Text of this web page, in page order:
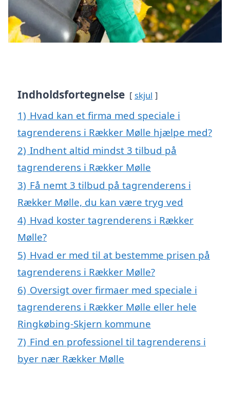
Indholdsfortegnelse skjul
1) Hvad kan et firma med speciale i
tagrenderens i Rækker Mølle hjælpe med?
2) Indhent altid mindst 3 tilbud på
tagrenderens i Rækker Mølle
3) Få nemt 3 tilbud på tagrenderens i
Rækker Mølle, du kan være tryg ved
4) Hvad koster tagrenderens i Rækker
Mølle?
5) Hvad er med til at bestemme prisen på
tagrenderens i Rækker Mølle?
6) Oversigt over firmaer med speciale i
tagrenderens i Rækker Mølle eller hele
Ringkøbing-Skjern kommune
7) Find en professionel til tagrenderens i
byer nær Rækker Mølle